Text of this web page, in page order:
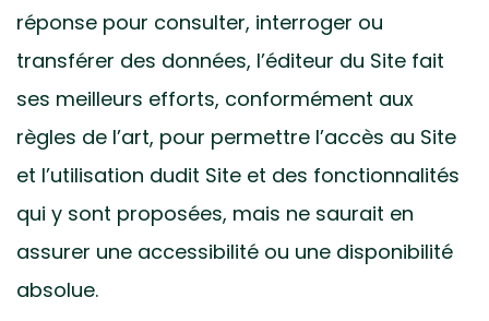
réponse pour consulter, interroger ou
transférer des données, l’éditeur du Site fait
ses meilleurs efforts, conformément aux
règles de l’art, pour permettre l’accès au Site
et l’utilisation dudit Site et des fonctionnalités
qui y sont proposées, mais ne saurait en
assurer une accessibilité ou une disponibilité
absolue.